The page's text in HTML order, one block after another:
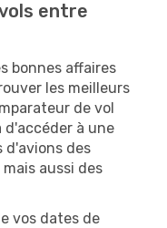
entre
bonnes affaires
les meilleurs
de vol
d'accéder à une
d'avions des
aussi des
vos dates de